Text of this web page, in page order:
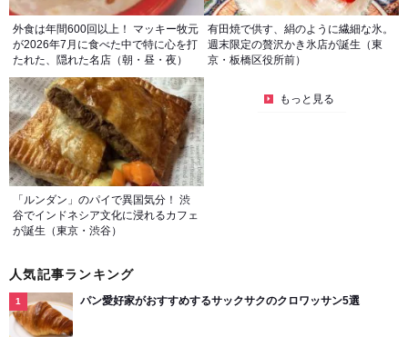
外食は年間600回以上！ マッキー牧元
が2026年7月に食べた中で特に心を打
たれた、隠れた名店（朝・昼・夜）
有田焼で供す、絹のように繊細な氷。
週末限定の贅沢かき氷店が誕生（東
京・板橋区役所前）
「ルンダン」のパイで異国気分！ 渋
谷でインドネシア文化に浸れるカフェ
が誕生（東京・渋谷）
もっと見る
人気記事ランキング
パン愛好家がおすすめするサックサクのクロワッサン5選